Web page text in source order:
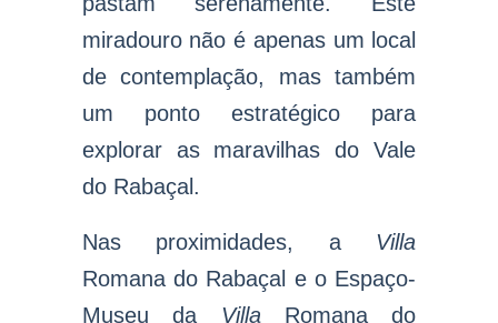
miradouro não é apenas um local
de contemplação, mas também
um ponto estratégico para
explorar as maravilhas do Vale
do Rabaçal.
Nas proximidades, a Villa
Romana do Rabaçal e o Espaço-
Museu da VillaRomana do